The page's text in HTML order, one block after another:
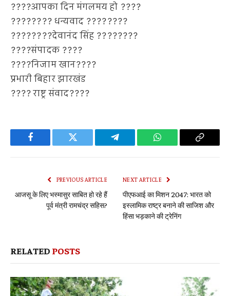
????आपका दिन मंगलमय हो ????
???????? धन्यवाद ????????
????????देवानंद सिंह ????????
????संपादक ????
????निजाम खान????
प्रभारी बिहार झारखंड
???? राष्ट्र संवाद????
Facebook Twitter Telegram WhatsApp Copy
PREVIOUS ARTICLE
आजसू के लिए भस्मासुर साबित हो रहे हैं
पूर्व मंत्री रामचंद्र सहिस?
NEXT ARTICLE
पीएफआई का मिशन 2047: भारत को
इस्लामिक राष्ट्र बनाने की साजिश और
हिंसा भड़काने की ट्रेनिंग
RELATED POSTS